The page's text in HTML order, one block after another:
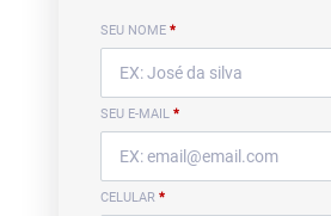
SEU NOME *
SEU E-MAIL *
CELULAR *